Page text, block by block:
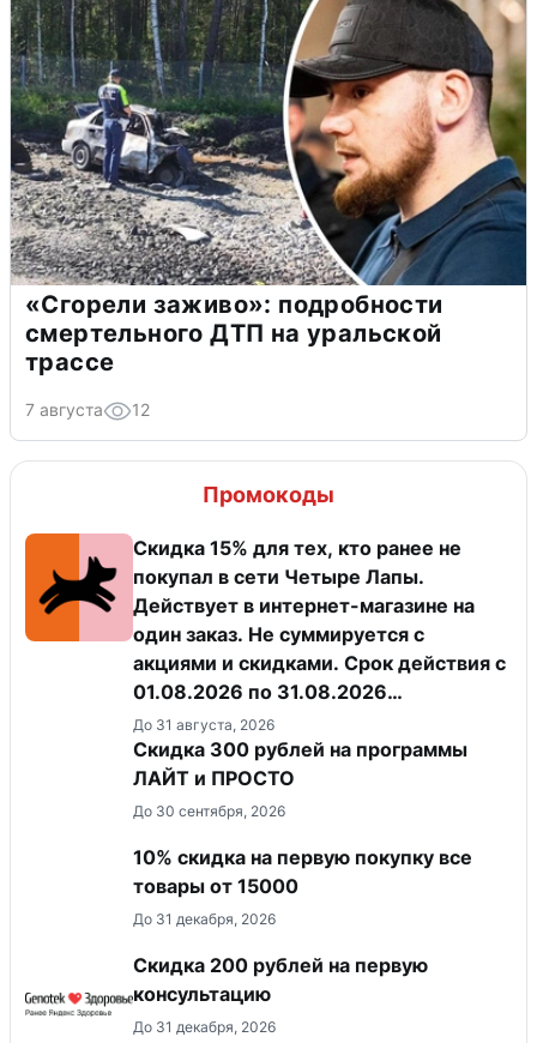
«Сгорели заживо»: подробности
смертельного ДТП на уральской
трассе
7 августа 12
Промокоды
Скидка 15% для тех, кто ранее не
покупал в сети Четыре Лапы.
Действует в интернет-магазине на
один заказ. Не суммируется с
акциями и скидками. Срок действия с
01.08.2026 по 31.08.2026
(включительно).
До 31 августа, 2026
​Скидка 300 рублей на программы
ЛАЙТ и ПРОСТО
До 30 сентября, 2026
10% скидка на первую покупку все
товары от 15000
До 31 декабря, 2026
Скидка 200 рублей на первую
консультацию
До 31 декабря, 2026